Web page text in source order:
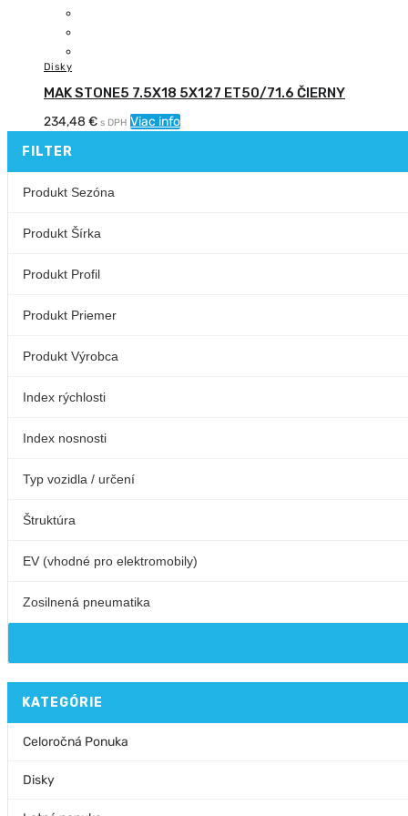
Disky
MAK STONE5 7.5X18 5X127 ET50/71.6 ČIERNY
234,48 € s DPH Viac info
FILTER
KATEGÓRIE
Celoročná Ponuka
Disky